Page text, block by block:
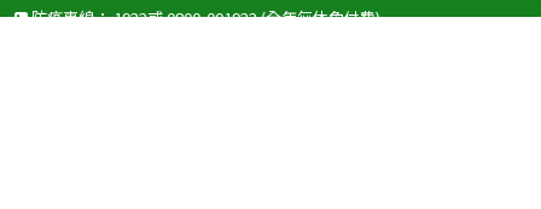
防疫專線：1922或0800-001922(全年無休免付費)